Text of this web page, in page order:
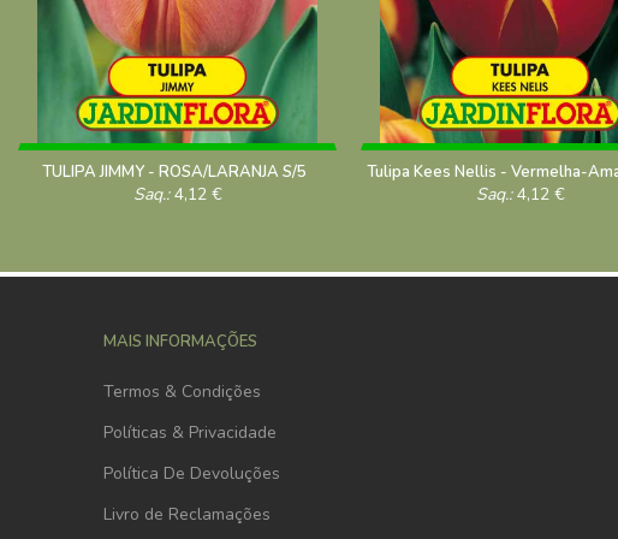
TULIPA JIMMY - ROSA/LARANJA S/5
Saq.:4,12 € Saq.:4,12 €
MAIS INFORMAÇÕES
Termos & Condições
Políticas & Privacidade
Política De Devoluções
Livro de Reclamações